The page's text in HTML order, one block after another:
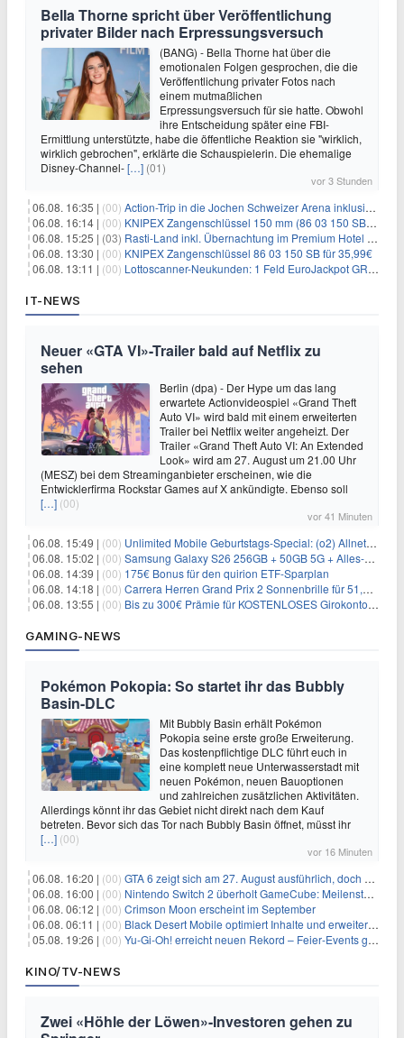
Bella Thorne spricht über Veröffentlichung
privater Bilder nach Erpressungsversuch
(BANG) - Bella Thorne hat über die
emotionalen Folgen gesprochen, die die
Veröffentlichung privater Fotos nach
einem mutmaßlichen
Erpressungsversuch für sie hatte. Obwohl
ihre Entscheidung später eine FBI-
Ermittlung unterstützte, habe die öffentliche Reaktion sie "wirklich,
wirklich gebrochen", erklärte die Schauspielerin. Die ehemalige
Disney-Channel-[…] (01)
vor 3 Stunden
06.08. 16:35 | (00) Action-Trip in die Jochen Schweizer Arena inklusive Premium Hotel und Frühstück ab 59€ p.P.
06.08. 16:14 | (00) KNIPEX Zangenschlüssel 150 mm (86 03 150 SB) für 35,99€
06.08. 15:25 | (03) Rasti-Land inkl. Übernachtung im Premium Hotel ab 69€ p.P.
06.08. 13:30 | (00) KNIPEX Zangenschlüssel 86 03 150 SB für 35,99€
06.08. 13:11 | (00) Lottoscanner-Neukunden: 1 Feld EuroJackpot GRATIS spielen
IT-NEWS
Neuer «GTA VI»-Trailer bald auf Netflix zu
sehen
Berlin (dpa) - Der Hype um das lang
erwartete Actionvideospiel «Grand Theft
Auto VI» wird bald mit einem erweiterten
Trailer bei Netflix weiter angeheizt. Der
Trailer «Grand Theft Auto VI: An Extended
Look» wird am 27. August um 21.00 Uhr
(MESZ) bei dem Streaminganbieter erscheinen, wie die
Entwicklerfirma Rockstar Games auf X ankündigte. Ebenso soll
[…] (00)
vor 41 Minuten
06.08. 15:49 | (00) Unlimited Mobile Geburtstags-Special: (o2) Allnet-Flats ab 14,99€/Monat
06.08. 15:02 | (00) Samsung Galaxy S26 256GB + 50GB 5G + Alles-Flat im Vodafone-Netz für 19,99€/Monat – eff. 0,20€/Monat
06.08. 14:39 | (00) 175€ Bonus für den quirion ETF-Sparplan
06.08. 14:18 | (00) Carrera Herren Grand Prix 2 Sonnenbrille für 51,55€
06.08. 13:55 | (00) Bis zu 300€ Prämie für KOSTENLOSES Girokonto bei der Santander – 50€ schon nach 1 Woche!
GAMING-NEWS
Pokémon Pokopia: So startet ihr das Bubbly
Basin-DLC
Mit Bubbly Basin erhält Pokémon
Pokopia seine erste große Erweiterung.
Das kostenpflichtige DLC führt euch in
eine komplett neue Unterwasserstadt mit
neuen Pokémon, neuen Bauoptionen
und zahlreichen zusätzlichen Aktivitäten.
Allerdings könnt ihr das Gebiet nicht direkt nach dem Kauf
betreten. Bevor sich das Tor nach Bubbly Basin öffnet, müsst ihr
[…] (00)
vor 16 Minuten
06.08. 16:20 | (00) GTA 6 zeigt sich am 27. August ausführlich, doch Netflix bekommt sechs Stunden Vorsprung
06.08. 16:00 | (00) Nintendo Switch 2 überholt GameCube: Meilenstein schon nach kurzer Zeit erreicht
06.08. 06:12 | (00) Crimson Moon erscheint im September
06.08. 06:11 | (00) Black Desert Mobile optimiert Inhalte und erweitert Treasure Access
05.08. 19:26 | (00) Yu‑Gi‑Oh! erreicht neuen Rekord – Feier‑Events gestartet
KINO/TV-NEWS
Zwei «Höhle der Löwen»-Investoren gehen zu